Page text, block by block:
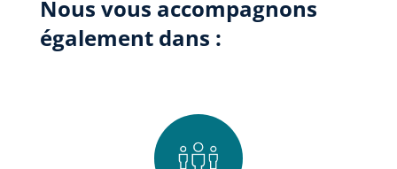
Nous vous accompagnons
également dans :